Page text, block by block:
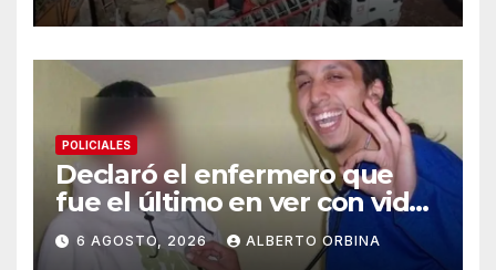
POLICIALES
Declaró el enfermero que
fue el último en ver con vida
a Maradona: “Descansaba en
buena forma”
6 AGOSTO, 2026 ALBERTO ORBINA